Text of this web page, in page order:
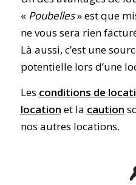
« Poubelles» est que
ne vous sera rien
Là aussi, c’est une
potentielle lors d’une
Les conditions de
location et la caution
nos autres locations.